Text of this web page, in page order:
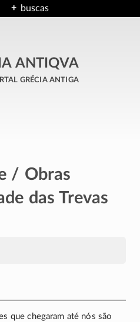
buscas
ANTIQVA
grécia antiga
/ Obras
das Trevas
que chegaram até nós são